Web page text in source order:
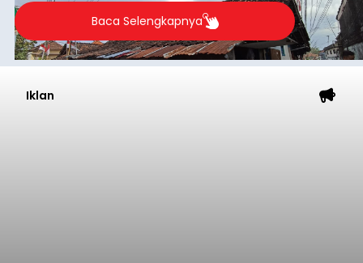
merosot ke kategori miskin.
Baca Selengkapnya
Iklan